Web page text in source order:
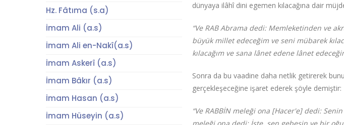
dünyaya ilâhî dini egemen kılacağına dair
“Ve RAB Abrama dedi: Memleketinden ve
büyük millet edeceğim ve seni mübarek
kılacağım ve sana lânet edene lânet
Sonra da bu vaadine daha netlik getirerek
gerçekleşeceğine işaret ederek şöyle demiştir:
“Ve RABBİN meleği ona [Hacer'e] dedi:
Hz. Fâtıma (s.a)
İmam Ali (a.s)
İmam Ali en-Nakî(a.s)
İmam Askerî (a.s)
İmam Bâkır (a.s)
İmam Hasan (a.s)
İmam Hüseyin (a.s)